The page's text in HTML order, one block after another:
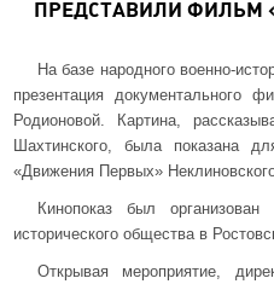
ПРЕДСТАВИЛИ ФИЛЬМ
На базе народного военно-
презентация
Родионовой. Картина,
Шахтинского, была показана
«Движения Первых»
Кинопоказ был
исторического общества в
Открывая мероприятие,